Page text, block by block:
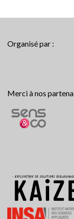
Organisé par :
Merci à nos